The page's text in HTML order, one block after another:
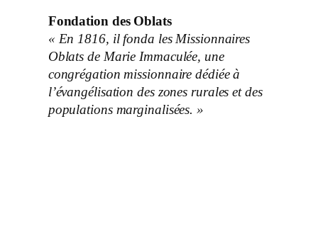
Fondation des Oblats
« En 1816, il fonda les Missionnaires
Oblats de Marie Immaculée, une
congrégation missionnaire dédiée à
l’évangélisation des zones rurales et des
populations marginalisées. »